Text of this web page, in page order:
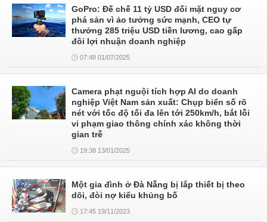
GoPro: Đế chế 11 tỷ USD đối mặt nguy cơ
phá sản vì ảo tưởng sức mạnh, CEO tự
thưởng 285 triệu USD tiền lương, cao gấp
đôi lợi nhuận doanh nghiệp
07:48 01/07/2025
Camera phạt nguội tích hợp AI do doanh
nghiệp Việt Nam sản xuất: Chụp biển số rõ
nét với tốc độ tối đa lên tới 250km/h, bắt lỗi
vi phạm giao thông chính xác không thời
gian trễ
19:38 13/01/2025
Một gia đình ở Đà Nẵng bị lắp thiết bị theo
dõi, đòi nợ kiểu khủng bố
17:45 19/11/2023